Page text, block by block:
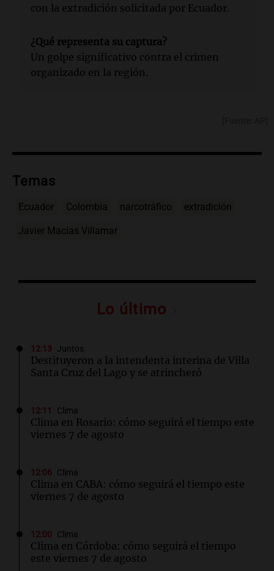
con la extradición solicitada por Ecuador.
¿Qué representa su captura?
Un golpe significativo contra el crimen
organizado en la región.
Temas
Ecuador Colombia narcotráfico extradición
Javier Macías Villamar
Lo último
12:13 Juntos
Destituyeron a la intendenta interina de Villa
Santa Cruz del Lago y se atrincheró
12:11 Clima
Clima en Rosario: cómo seguirá el tiempo este
viernes 7 de agosto
12:06 Clima
Clima en CABA: cómo seguirá el tiempo este
viernes 7 de agosto
12:00 Clima
Clima en Córdoba: cómo seguirá el tiempo
este viernes 7 de agosto